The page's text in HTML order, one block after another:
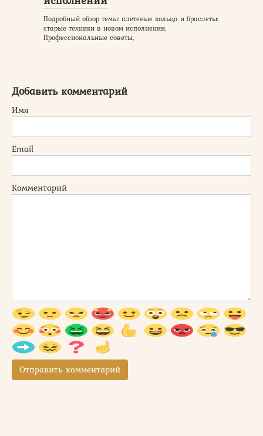
Подробный обзор темы: плетеные кольца и браслеты:
старые техники в новом исполнении.
Профессиональные советы,
Добавить комментарий
Имя
Email
Комментарий